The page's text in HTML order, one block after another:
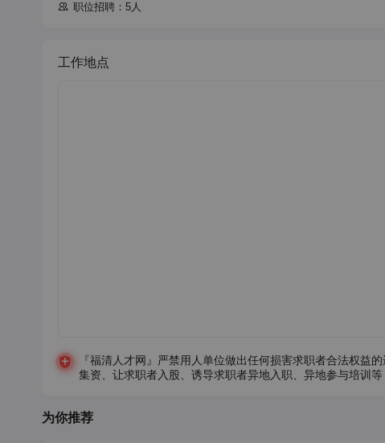
职位招聘：5人
工作地点
『福清人才网』严禁用人单位做出任何损害求职者合法权益
集资、让求职者入股、诱导求职者异地入职、异地参与培训
为你推荐